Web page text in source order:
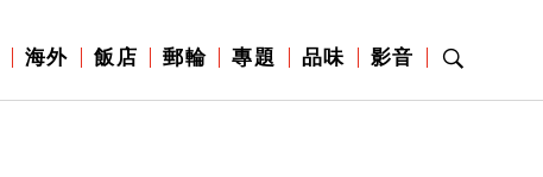
海外 飯店 郵輪 專題 品味 影音